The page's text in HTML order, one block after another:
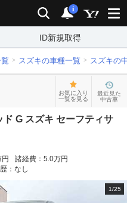
検索 通知
i
ID新規取得
スズキの車種一覧 スズキの
お気に入り
一覧を見る
最近見た
中古車
G スズキ セーフティサ
諸経費： 5.0万円
： なし
1/25